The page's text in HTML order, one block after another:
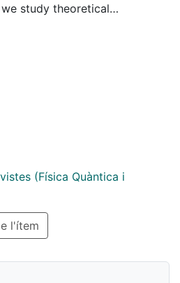
study theoretical
scattering in the N=82,
isotones. We compute the
performing Dirac partial-
nuclear mean-field model
energy electromagnetic
observables at low-
gross properties of the
model distributions to the
densities. We find that the
charge form factor
are strongly correlated with
structure of the isotones.
electron scattering
(Física Quàntica i
l'ítem